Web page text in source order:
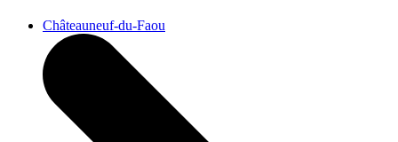
Châteauneuf-du-Faou